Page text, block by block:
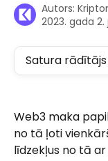
Autors:
2023. gada 2.
Satura rādītājs
Web3 maka
no tā ļoti
līdzekļus no tā